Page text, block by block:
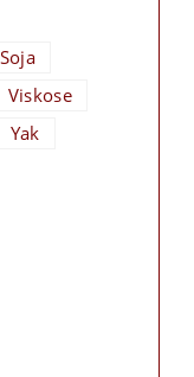
Soja
Viskose
Yak